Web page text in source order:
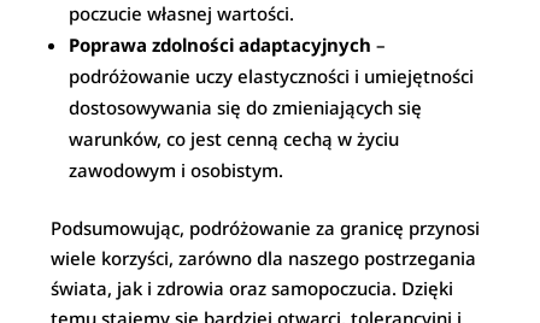
poczucie własnej wartości.
Poprawa zdolności adaptacyjnych –
podróżowanie uczy elastyczności i umiejętności
dostosowywania się do zmieniających się
warunków, co jest cenną cechą w życiu
zawodowym i osobistym.
Podsumowując, podróżowanie za granicę przynosi
wiele korzyści, zarówno dla naszego postrzegania
świata, jak i zdrowia oraz samopoczucia. Dzięki
temu stajemy się bardziej otwarci, tolerancyjni i